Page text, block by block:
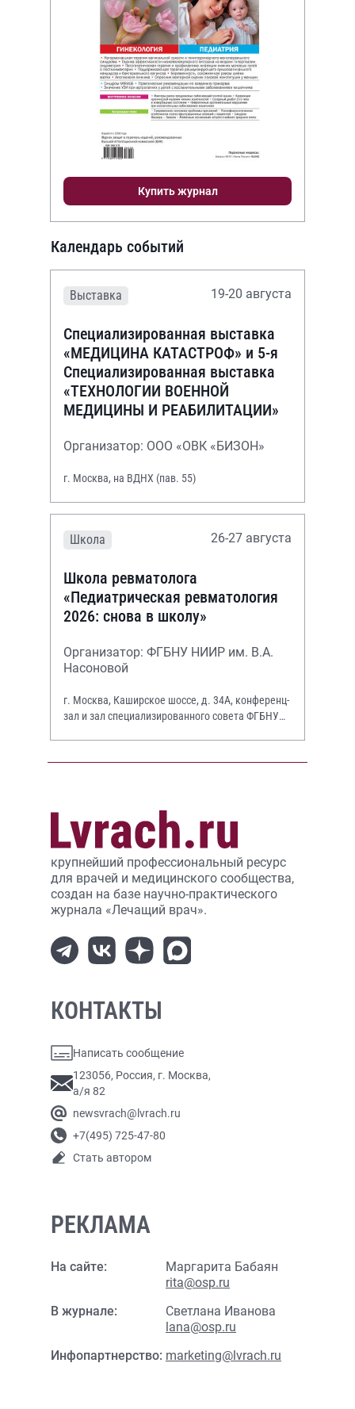
Купить журнал
Календарь событий
Выставка 19-20 августа
Специализированная выставка
«МЕДИЦИНА КАТАСТРОФ» и 5-я
Специализированная выставка
«ТЕХНОЛОГИИ ВОЕННОЙ
МЕДИЦИНЫ И РЕАБИЛИТАЦИИ»
Организатор: ООО «ОВК «БИЗОН»
г. Москва, на ВДНХ (пав. 55)
Школа 26-27 августа
Школа ревматолога
«Педиатрическая ревматология
2026: снова в школу»
Организатор: ФГБНУ НИИР им. В.А.
Насоновой
г. Москва, Каширское шоссе, д. 34А, конференц-
зал и зал специализированного совета ФГБНУ
крупнейший профессиональный ресурс
для врачей и медицинского сообщества,
создан на базе научно-практического
журнала «Лечащий врач».
КОНТАКТЫ
Написать сообщение
123056, Россия, г. Москва,
а/я 82
newsvrach@lvrach.ru
+7(495) 725-47-80
Стать автором
РЕКЛАМА
На сайте:
Маргарита Бабаян
rita@osp.ru
В журнале:
Светлана Иванова
lana@osp.ru
Инфопартнерство: marketing@lvrach.ru